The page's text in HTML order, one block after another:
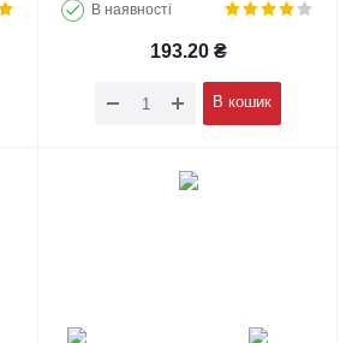
В наявності
193.20₴
В кошик